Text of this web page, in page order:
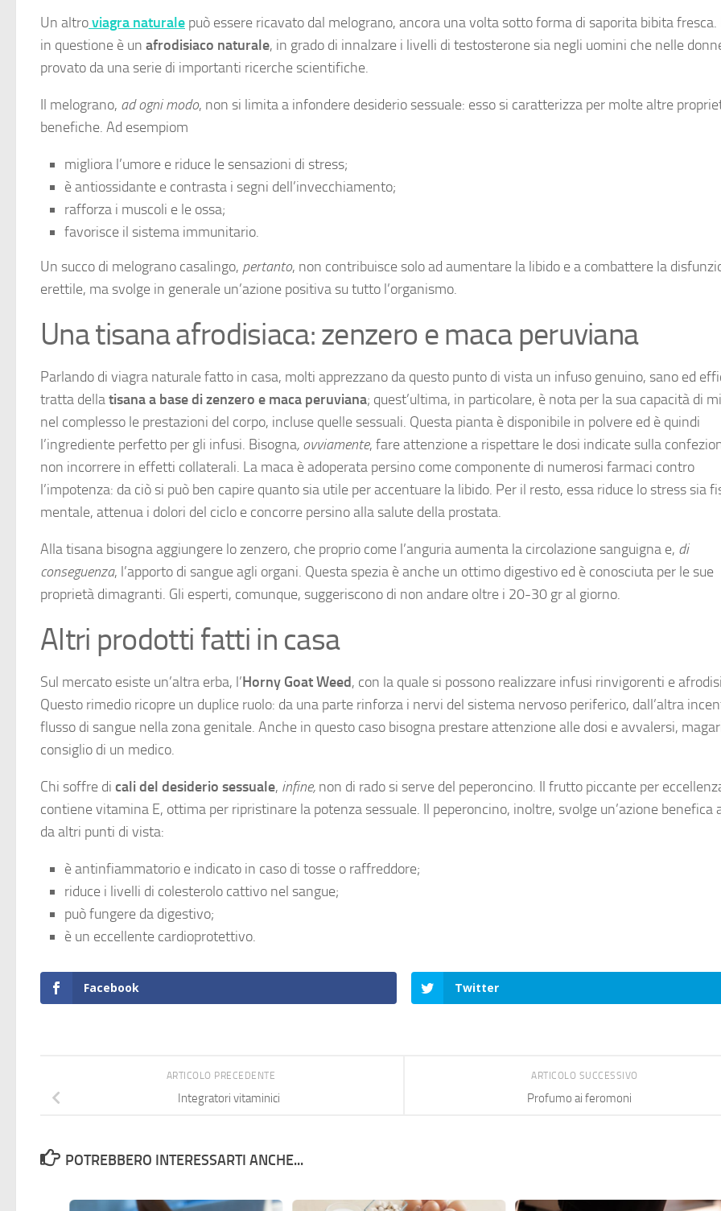
Un altroviagra naturale può essere ricavato dal melograno, ancora una volta sotto forma di saporita bibita
in questione è un afrodisiaco naturale, in grado di innalzare i livelli di testosterone sia negli uomini che nelle
provato da una serie di importanti ricerche scientifiche.
Il melograno, ad ogni modo, non si limita a infondere desiderio sessuale: esso si caratterizza per molte altre
benefiche. Ad esempiom
migliora l’umore e riduce le sensazioni di stress;
è antiossidante e contrasta i segni dell’invecchiamento;
rafforza i muscoli e le ossa;
favorisce il sistema immunitario.
Un succo di melograno casalingo, pertanto, non contribuisce solo ad aumentare la libido e a combattere la
erettile, ma svolge in generale un’azione positiva su tutto l’organismo.
Una tisana afrodisiaca: zenzero e maca peruviana
Parlando di viagra naturale fatto in casa, molti apprezzano da questo punto di vista un infuso genuino, sano ed
tratta dellatisana a base di zenzero e maca peruviana; quest’ultima, in particolare, è nota per la sua capacità di
nel complesso le prestazioni del corpo, incluse quelle sessuali. Questa pianta è disponibile in polvere ed è quindi
l’ingrediente perfetto per gli infusi. Bisogna, ovviamente, fare attenzione a rispettare le dosi indicate sulla
non incorrere in effetti collaterali. La maca è adoperata persino come componente di numerosi farmaci contro
l’impotenza: da ciò si può ben capire quanto sia utile per accentuare la libido. Per il resto, essa riduce lo stress sia
mentale, attenua i dolori del ciclo e concorre persino alla salute della prostata.
Alla tisana bisogna aggiungere lo zenzero, che proprio come l’anguria aumenta la circolazione sanguigna e, di
conseguenza, l’apporto di sangue agli organi. Questa spezia è anche un ottimo digestivo ed è conosciuta per le sue
proprietà dimagranti. Gli esperti, comunque, suggeriscono di non andare oltre i 20-30 gr al giorno.
Altri prodotti fatti in casa
Sul mercato esiste un’altra erba, l’Horny Goat Weed, con la quale si possono realizzare infusi rinvigorenti e
Questo rimedio ricopre un duplice ruolo: da una parte rinforza i nervi del sistema nervoso periferico, dall’altra
flusso di sangue nella zona genitale. Anche in questo caso bisogna prestare attenzione alle dosi e avvalersi,
consiglio di un medico.
Chi soffre di cali del desiderio sessuale, infine, non di rado si serve del peperoncino. Il frutto piccante per
contiene vitamina E, ottima per ripristinare la potenza sessuale. Il peperoncino, inoltre, svolge un’azione benefica
da altri punti di vista:
è antinfiammatorio e indicato in caso di tosse o raffreddore;
riduce i livelli di colesterolo cattivo nel sangue;
può fungere da digestivo;
è un eccellente cardioprotettivo.
Facebook Twitter
ARTICOLO SUCCESSIVO
Profumo ai feromoni
ARTICOLO PRECEDENTE
Integratori vitaminici
POTREBBERO INTERESSARTI ANCHE...